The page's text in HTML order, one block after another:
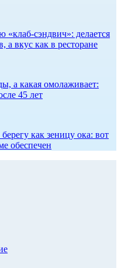
«клаб-сэндвич»: делается
а вкус как в ресторане
а какая омолаживает:
45 лет
как зеницу ока: вот
обеспечен